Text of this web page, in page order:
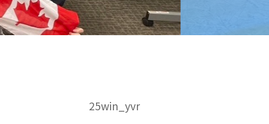
25win_yvr